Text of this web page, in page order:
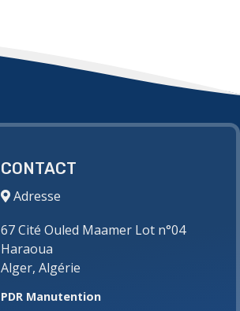
CONTACT
Adresse
67 Cité Ouled Maamer Lot n°04
Haraoua
Alger, Algérie
PDR Manutention